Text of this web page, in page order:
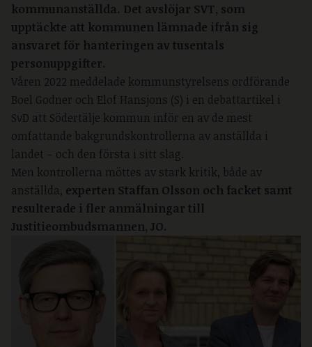
kommunanställda. Det avslöjar SVT, som
upptäckte att kommunen lämnade ifrån sig
ansvaret för hanteringen av tusentals
personuppgifter.
Våren 2022 meddelade kommunstyrelsens ordförande
Boel Godner och Elof Hansjons (S) i en debattartikel i
SvD att Södertälje kommun inför en av de mest
omfattande bakgrundskontrollerna av anställda i
landet – och den första i sitt slag.
Men kontrollerna möttes av stark kritik, både av
anställda, experten Staffan Olsson och facket samt
resulterade i fler anmälningar till
Justitieombudsmannen, JO.